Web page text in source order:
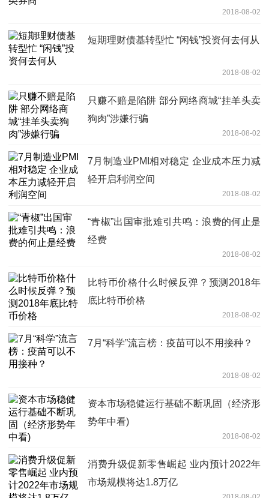
2018-08-02
短期理财债基转型忙 “闲钱”投资何去何从
2018-08-02
只赚不赔是陷阱 部分网络商城“挂羊头卖
狗肉”涉嫌行骗
2018-08-02
7月制造业PMI相对稳定 企业成本压力减
轻开启利润空间
2018-08-02
“青椒”出国审批难引共鸣：浪费的何止是
经费
2018-08-02
比特币价格什么时候反弹？预测2018年
底比特币价格
2018-08-02
7月“科学”流言榜：疫苗可以不用接种？
2018-08-02
资本市场稳健运行基础不断巩固（经济形
势年中看)
2018-08-02
消费升级促新零售崛起 业内预计2022年
市场规模将达1.8万亿